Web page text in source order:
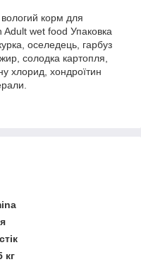
корм для
wet food Упаковка
оселедець, гарбуз
солодка картопля,
хлорид, хондроїтин
кг